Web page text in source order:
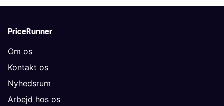
PriceRunner
Om os
Kontakt os
Nyhedsrum
Arbejd hos os